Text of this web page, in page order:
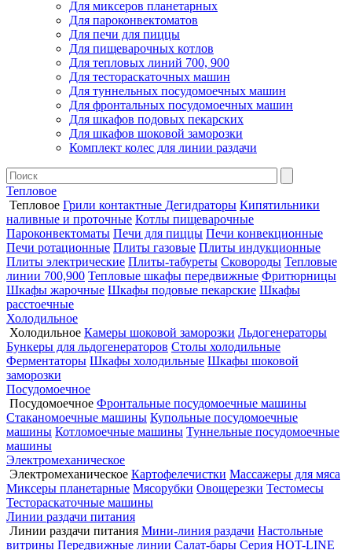
Для миксеров планетарных
Для пароконвектоматов
Для печи для пиццы
Для пищеварочных котлов
Для тепловых линий 700, 900
Для тестораскаточных машин
Для туннельных посудомоечных машин
Для фронтальных посудомоечных машин
Для шкафов подовых пекарских
Для шкафов шоковой заморозки
Комплект колес для линии раздачи
Тепловое
Тепловое Грили контактные Дегидраторы Кипятильники
наливные и проточные Котлы пищеварочные
Пароконвектоматы Печи для пиццы Печи конвекционные
Печи ротационные Плиты газовые Плиты индукционные
Плиты электрические Плиты-табуреты Сковороды Тепловые
линии 700,900 Тепловые шкафы передвижные Фритюрницы
Шкафы жарочные Шкафы подовые пекарские Шкафы
расстоечные
Холодильное
Холодильное Камеры шоковой заморозки Льдогенераторы
Бункеры для льдогенераторов Столы холодильные
Ферментаторы Шкафы холодильные Шкафы шоковой
заморозки
Посудомоечное
Посудомоечное Фронтальные посудомоечные машины
Стаканомоечные машины Купольные посудомоечные
машины Котломоечные машины Туннельные посудомоечные
машины
Электромеханическое
Электромеханическое Картофелечистки Массажеры для мяса
Миксеры планетарные Мясорубки Овощерезки Тестомесы
Тестораскаточные машины
Линии раздачи питания
Линии раздачи питания Мини-линия раздачи Настольные
витрины Передвижные линии Салат-бары Серия HOT-LINE